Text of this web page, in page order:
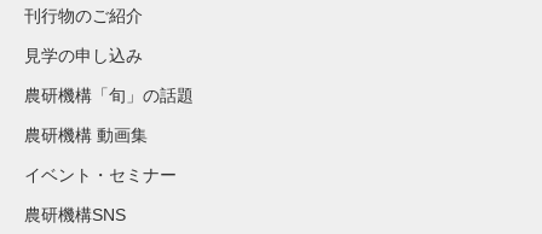
刊行物のご紹介
見学の申し込み
農研機構「旬」の話題
農研機構 動画集
イベント・セミナー
農研機構SNS